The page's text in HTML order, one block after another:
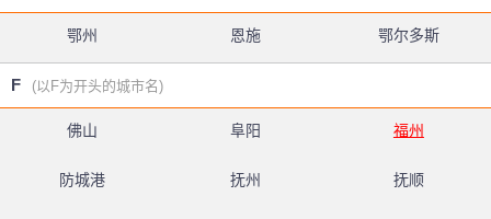
鄂州 恩施 鄂尔多斯
F (以F为开头的城市名)
佛山 阜阳 福州
防城港 抚州 抚顺